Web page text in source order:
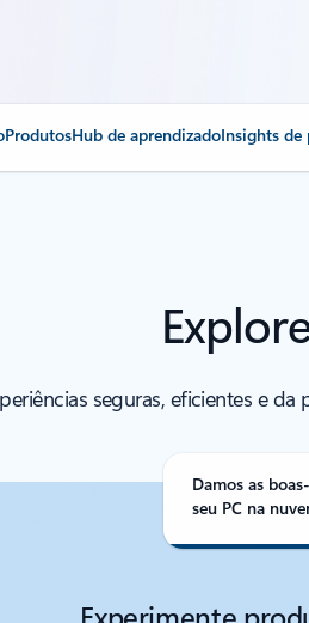
ProdutosHub de aprendizadoInsights de
seguras, eficientes e
Damos as
seu PC na
Experimente